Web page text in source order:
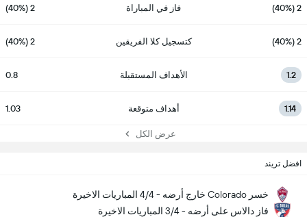
2 (40%) فاز في المباراة 2 (40%)
2 (40%) كتسجيل كلا الفريقين 2 (40%)
1.2 الأهداف المستقبلة 0.8
1.14 أهداف متوقعة 1.03
عرض الكل
افضل تريند
خسر Colorado خارج أرضه - 4/4 المباريات الاخيرة
فاز دالاس على أرضه - 3/4 المباريات الاخيرة